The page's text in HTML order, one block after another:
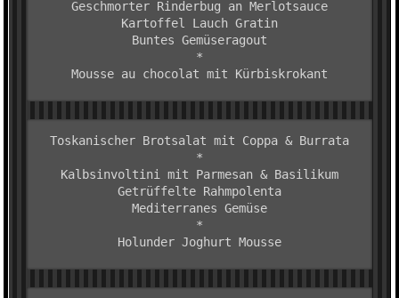
Geschmorter Rinderbug an Merlotsauce
Kartoffel Lauch Gratin
Buntes Gemüseragout
*
Toskanischer Brotsalat mit Coppa & Burrata
*
Kalbsinvoltini mit Parmesan & Basilikum
Getrüffelte Rahmpolenta
Mediterranes Gemüse
*